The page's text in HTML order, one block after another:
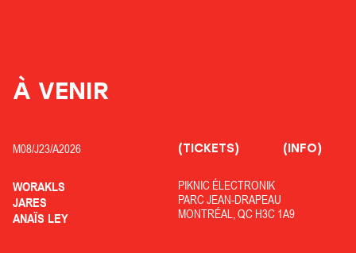
À VENIR
M08/J23/A2026
WORAKLS
JARES
ANAÏS LEY
PIKNIC ÉLECTRONIK
PARC JEAN-DRAPEAU
MONTRÉAL, QC H3C 1A9
(TICKETS) (INFO)